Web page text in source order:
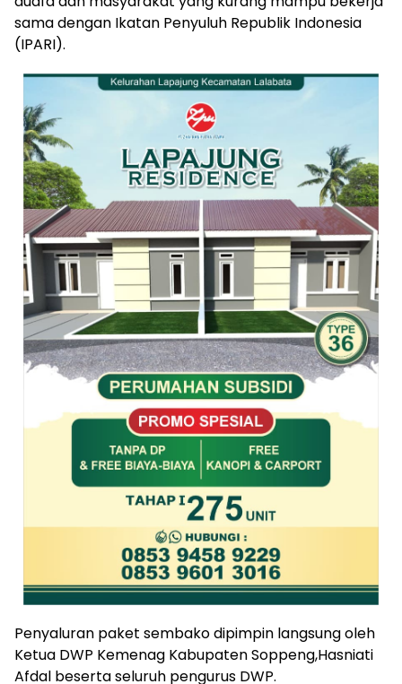
Penyaluran paket sembako dipimpin langsung oleh
Ketua DWP Kemenag Kabupaten Soppeng,Hasniati
Afdal beserta seluruh pengurus DWP.
Dalam kesempatannya Hasniati Afdal
kunjungan di lokasi kebakaran di Sekkang dan
memberikan santunan kepada korban, pada hari
Selasa 2 April 2024 kami kerja sama dengan Ikatan